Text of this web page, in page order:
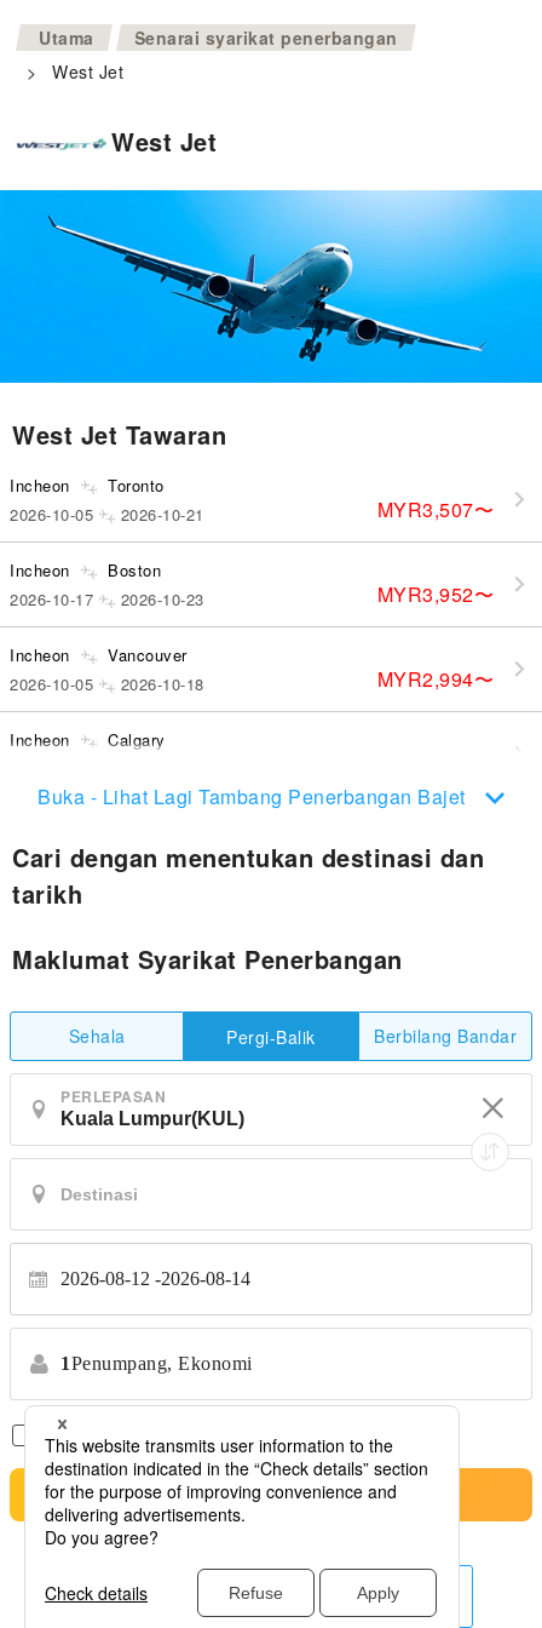
Utama >
Senarai syarikat penerbangan
>
West Jet
West Jet
West Jet Tawaran
Incheon Toronto
MYR3,507〜
2026-10-05 2026-10-21
Incheon Boston
MYR3,952〜
2026-10-17 2026-10-23
Incheon Vancouver
MYR2,994〜
2026-10-05 2026-10-18
Incheon Calgary
Buka - Lihat Lagi Tambang Penerbangan Bajet
Cari dengan menentukan destinasi dan
tarikh
Maklumat Syarikat Penerbangan
Sehala Pergi-Balik Berbilang Bandar
PERLEPASAN
2026-08-12 2026-08-14
1Penumpang, Ekonomi
Penerbangan Terus Sahaja *Tiada pemindahan
Cari
syarikat penerbangan lain di sini.